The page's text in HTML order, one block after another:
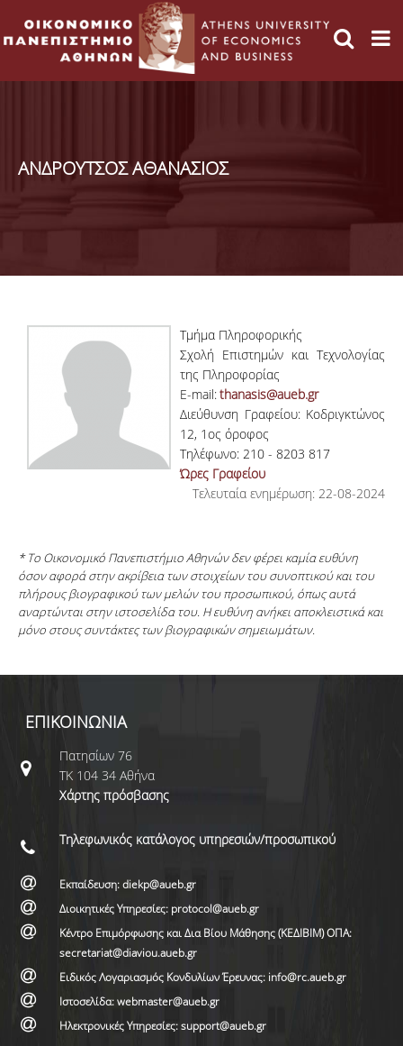
ΑΝΔΡΟΥΤΣΟΣ ΑΘΑΝΑΣΙΟΣ
Τμήμα Πληροφορικής
Σχολή Επιστημών και Τεχνολογίας
της Πληροφορίας
E-mail:thanasis@aueb.gr
Διεύθυνση Γραφείου: Κοδριγκτώνος
12, 1ος όροφος
Τηλέφωνο: 210 - 8203 817
Ώρες Γραφείου
Τελευταία ενημέρωση: 22-08-2024
* Το Οικονομικό Πανεπιστήμιο Αθηνών δεν φέρει καμία ευθύνη
όσον αφορά στην ακρίβεια των στοιχείων του συνοπτικού και του
πλήρους βιογραφικού των μελών του προσωπικού, όπως αυτά
αναρτώνται στην ιστοσελίδα του. Η ευθύνη ανήκει αποκλειστικά και
μόνο στους συντάκτες των βιογραφικών σημειωμάτων.
ΕΠΙΚΟΙΝΩΝΙΑ
Πατησίων 76
ΤΚ 104 34 Αθήνα
Χάρτης πρόσβασης
Τηλεφωνικός κατάλογος υπηρεσιών/προσωπικού
Εκπαίδευση: diekp@aueb.gr
Διοικητικές Υπηρεσίες: protocol@aueb.gr
Κέντρο Επιμόρφωσης και Δια Βίου Μάθησης (ΚΕΔΙΒΙΜ) ΟΠΑ:
secretariat@diaviou.aueb.gr
Ειδικός Λογαριασμός Κονδυλίων Έρευνας: info@rc.aueb.gr
Ιστοσελίδα: webmaster@aueb.gr
Ηλεκτρονικές Υπηρεσίες: support@aueb.gr